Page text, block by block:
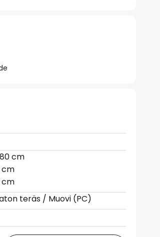
cm
cm
cm
teräs / Muovi (PC)